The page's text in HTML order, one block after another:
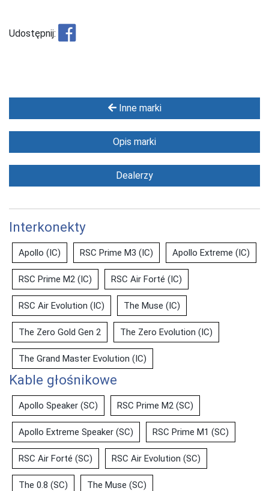
Inne marki
Opis marki
Dealerzy
Interkonekty
Apollo (IC) RSC Prime M3 (IC) Apollo Extreme (IC)
RSC Prime M2 (IC) RSC Air Forté (IC)
RSC Air Evolution (IC) The Muse (IC)
The Zero Gold Gen 2 The Zero Evolution (IC)
The Grand Master Evolution (IC)
Kable głośnikowe
Apollo Speaker (SC) RSC Prime M2 (SC)
Apollo Extreme Speaker (SC) RSC Prime M1 (SC)
RSC Air Forté (SC) RSC Air Evolution (SC)
The 0.8 (SC) The Muse (SC)
Udostępnij: